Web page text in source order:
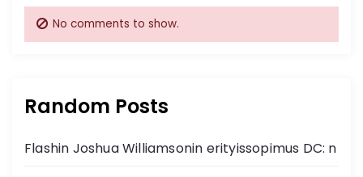
No comments to show.
Random Posts
Flashin Joshua Williamsonin erityissopimus DC: n